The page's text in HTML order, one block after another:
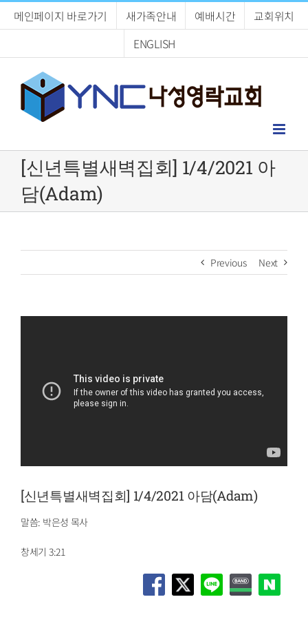
메인페이지 바로가기 새가족안내 예배시간
교회위치
ENGLISH
[신년특별새벽집회] 1/4/2021 아
담(Adam)
Previous Next
[신년특별새벽집회] 1/4/2021 아담(Adam)
말씀: 박은성 목사
창세기 3:21